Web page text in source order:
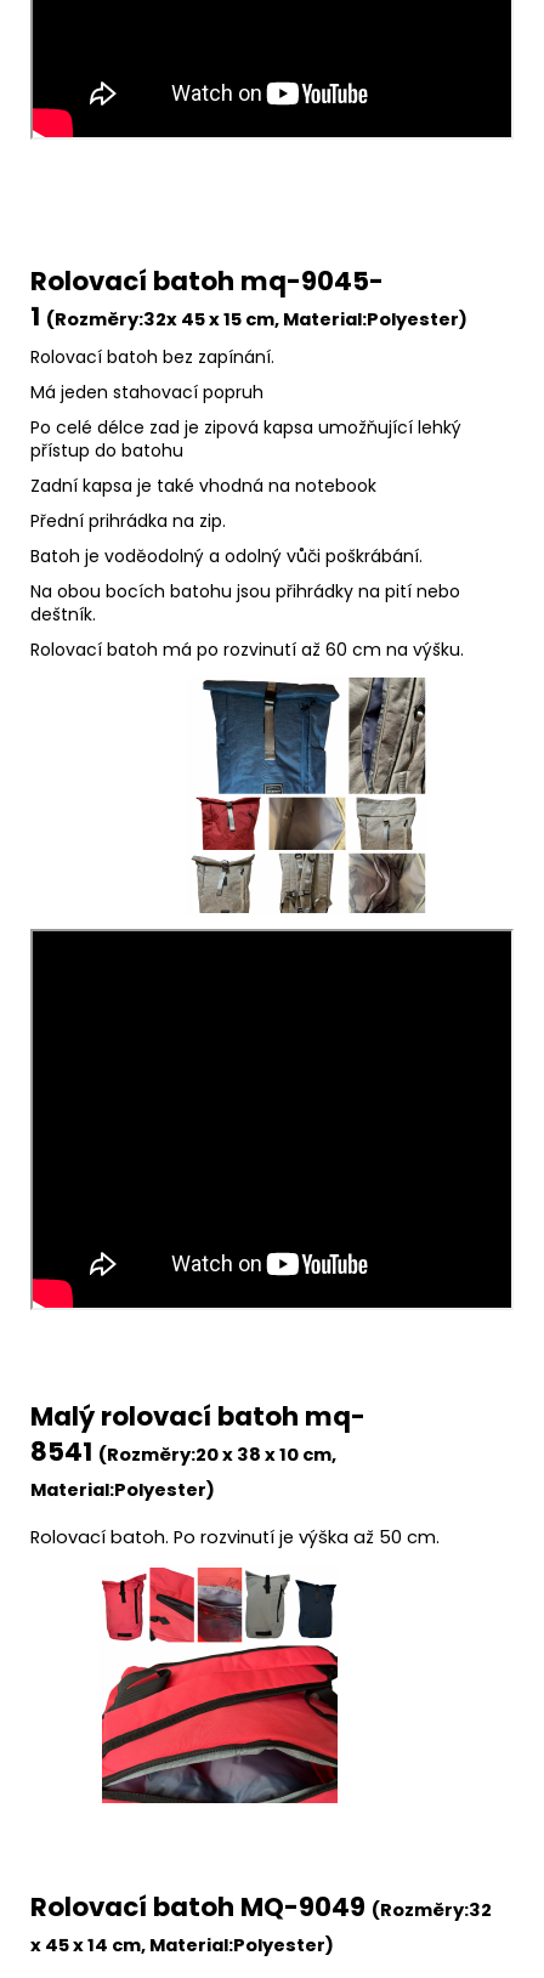
Rolovací batoh mq-9045-
1 (Rozměry:32x 45 x 15 cm, Material:Polyester)
Rolovací batoh bez zapínání.
Má jeden stahovací popruh
Po celé délce zad je zipová kapsa umožňující lehký
přístup do batohu
Zadní kapsa je také vhodná na notebook
Přední prihrádka na zip.
Batoh je voděodolný a odolný vůči poškrábání.
Na obou bocích batohu jsou přihrádky na pití nebo
deštník.
Rolovací batoh má po rozvinutí až 60 cm na výšku.
Malý rolovací batoh mq-
8541 (Rozměry:20 x 38 x 10 cm,
Material:Polyester)
Rolovací batoh. Po rozvinutí je výška až 50 cm.
Rolovací batoh MQ-9049 (Rozměry:32
x 45 x 14 cm, Material:Polyester)